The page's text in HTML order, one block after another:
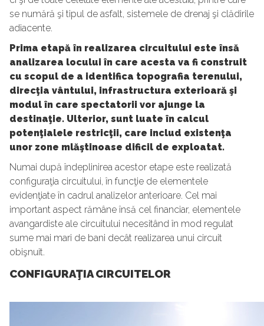
se numără şi tipul de asfalt, sistemele de drenaj şi clădirile
adiacente.
Prima etapă în realizarea circuitului este însă
analizarea locului în care acesta va fi construit
cu scopul de a identifica topografia terenului,
direcţia vântului, infrastructura exterioară şi
modul în care spectatorii vor ajunge la
destinaţie. Ulterior, sunt luate în calcul
potenţialele restricţii, care includ existenţa
unor zone mlăştinoase dificil de exploatat.
Numai după îndeplinirea acestor etape este realizată
configuraţia circuitului, în funcţie de elementele
evidenţiate în cadrul analizelor anterioare. Cel mai
important aspect rămâne însă cel financiar, elementele
avangardiste ale circuitului necesitând în mod regulat
sume mai mari de bani decât realizarea unui circuit
obişnuit.
CONFIGURAŢIA CIRCUITELOR